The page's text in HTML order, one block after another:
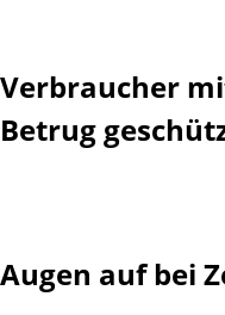
Verbraucher
Betrug
Augen auf bei